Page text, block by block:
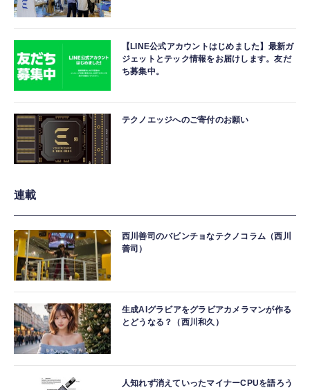
【LINE公式アカウントはじめました】最新ガ
ジェットとテック情報をお届けします。友だ
ち募集中。
テクノエッジへのご寄付のお願い
連載
西川善司のバビンチョなテクノコラム（西川
善司）
生成AIグラビアをグラビアカメラマンが作る
とどうなる？（西川和久）
人知れず消えていったマイナーCPUを語ろう